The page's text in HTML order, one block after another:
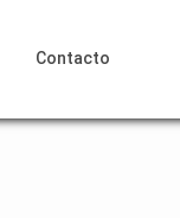
Contacto